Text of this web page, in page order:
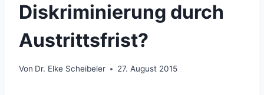
Diskriminierung durch
Austrittsfrist?
Von Dr. Elke Scheibeler 27. August 2015